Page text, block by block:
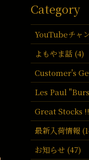
Category
YouTubeチャ
よもやま話 (4)
Customer's
Les Paul
Great Stocks
最新入荷情報
お知らせ (47)